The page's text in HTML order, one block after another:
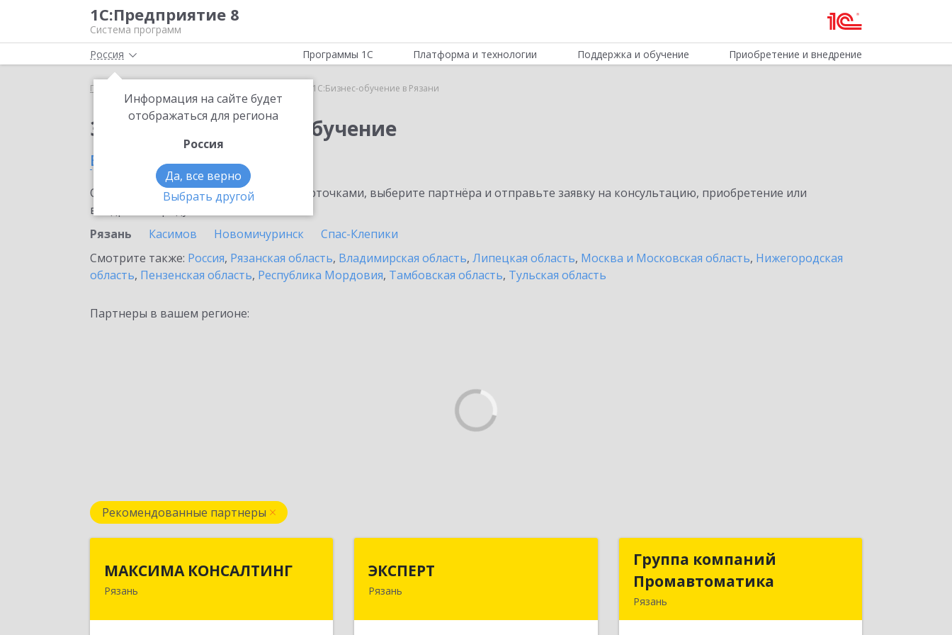
1С:Предприятие 8
Система программ
Россия
Информация на сайте будет
отображаться для региона
Россия
Да, все верно
Выбрать другой
Программы 1С Платформа и технологии Поддержка и обучение Приобретение и внедрение
Главная 1С:Бизнес-обучение в Рязани
Заказать 1С:Бизнес-обучение
в Рязани
Ознакомьтесь с информационными карточками, выберите партнёра и отправьте заявку на консультацию, приобретение или
внедрение продукта.
Рязань
Касимов Новомичуринск
Спас-Клепики
Смотрите также: Россия, Рязанская область, Владимирская область, Липецкая область, Москва и Московская область, Нижегородская
область, Пензенская область, Республика Мордовия, Тамбовская область, Тульская область
Партнеры в вашем регионе:
Рекомендованные партнеры
МАКСИМА КОНСАЛТИНГ
Рязань
ЭКСПЕРТ
Рязань
Группа компаний
Промавтоматика
Рязань
Группа компаний
Промавтоматика